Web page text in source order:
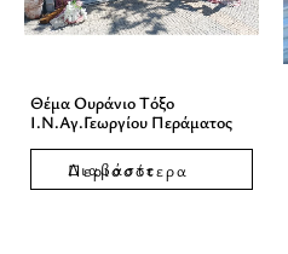
Θέμα Ουράνιο Τόξο
Ι.Ν.Αγ.Γεωργίου Περάματος
Διαβάστε Περισσότερα